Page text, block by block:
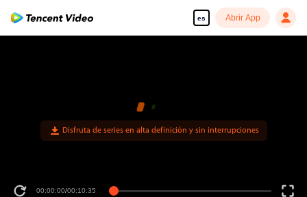
es Abrir App
Disfruta de series en alta definición y sin interrupciones
00:00:00/00:10:35